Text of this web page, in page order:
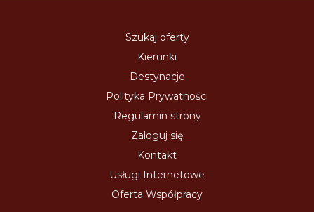
Szukaj oferty
Kierunki
Destynacje
Polityka Prywatności
Regulamin strony
Zaloguj się
Kontakt
Usługi Internetowe
Oferta Współpracy